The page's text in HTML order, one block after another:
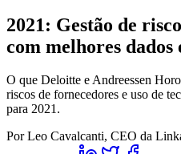
2021: Gestão de
com melhores dados
O que Deloitte e Andreessen
riscos de fornecedores e uso de
para 2021.
Por Leo Cavalcanti, CEO da